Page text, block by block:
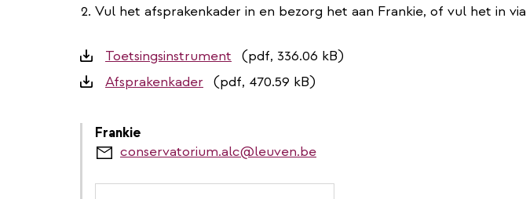
Vul het afsprakenkader in en bezorg het aan Frankie, of vul het in via
Downloads
Toetsingsinstrument
(pdf, 336.06 kB)
Afsprakenkader
(pdf, 470.59 kB)
Frankie
conservatorium.alc@leuven.be